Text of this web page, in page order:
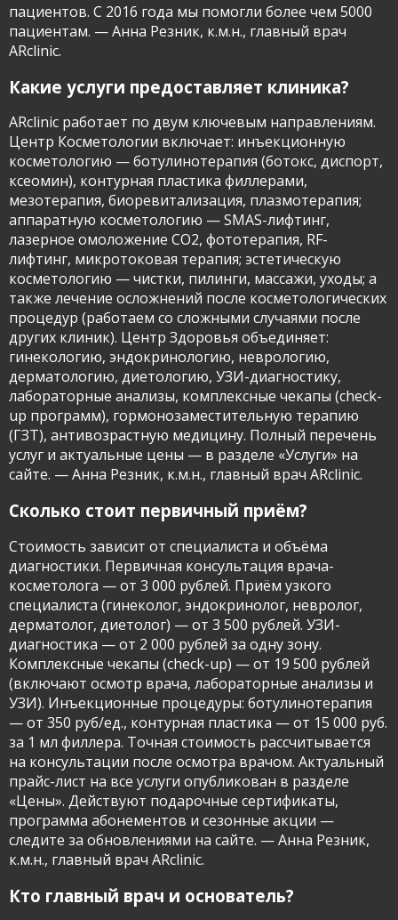
пациентов. С 2016 года мы помогли более чем 5000
пациентам. — Анна Резник, к.м.н., главный врач
ARclinic.
Какие услуги предоставляет клиника?
ARclinic работает по двум ключевым направлениям.
Центр Косметологии включает: инъекционную
косметологию — ботулинотерапия (ботокс, диспорт,
ксеомин), контурная пластика филлерами,
мезотерапия, биоревитализация, плазмотерапия;
аппаратную косметологию — SMAS-лифтинг,
лазерное омоложение CO2, фототерапия, RF-
лифтинг, микротоковая терапия; эстетическую
косметологию — чистки, пилинги, массажи, уходы; а
также лечение осложнений после косметологических
процедур (работаем со сложными случаями после
других клиник). Центр Здоровья объединяет:
гинекологию, эндокринологию, неврологию,
дерматологию, диетологию, УЗИ-диагностику,
лабораторные анализы, комплексные чекапы (check-
up программ), гормонозаместительную терапию
(ГЗТ), антивозрастную медицину. Полный перечень
услуг и актуальные цены — в разделе «Услуги» на
сайте. — Анна Резник, к.м.н., главный врач ARclinic.
Сколько стоит первичный приём?
Стоимость зависит от специалиста и объёма
диагностики. Первичная консультация врача-
косметолога — от 3 000 рублей. Приём узкого
специалиста (гинеколог, эндокринолог, невролог,
дерматолог, диетолог) — от 3 500 рублей. УЗИ-
диагностика — от 2 000 рублей за одну зону.
Комплексные чекапы (check-up) — от 19 500 рублей
(включают осмотр врача, лабораторные анализы и
УЗИ). Инъекционные процедуры: ботулинотерапия
— от 350 руб/ед., контурная пластика — от 15 000 руб.
за 1 мл филлера. Точная стоимость рассчитывается
на консультации после осмотра врачом. Актуальный
прайс-лист на все услуги опубликован в разделе
«Цены». Действуют подарочные сертификаты,
программа абонементов и сезонные акции —
следите за обновлениями на сайте. — Анна Резник,
к.м.н., главный врач ARclinic.
Кто главный врач и основатель?
РЇ РґР°СЋ СЃРѕРіР»Р°СЃРёРµ РЅР°
РѕР±СЂР°Р±РѕС‚РєСѓ
РїРµСЂСЃРѕРЅР°Р»СЊРЅС‹С… РґР°РЅРЅС‹С…
info@arclinic.ru
arclinic@mail.ru